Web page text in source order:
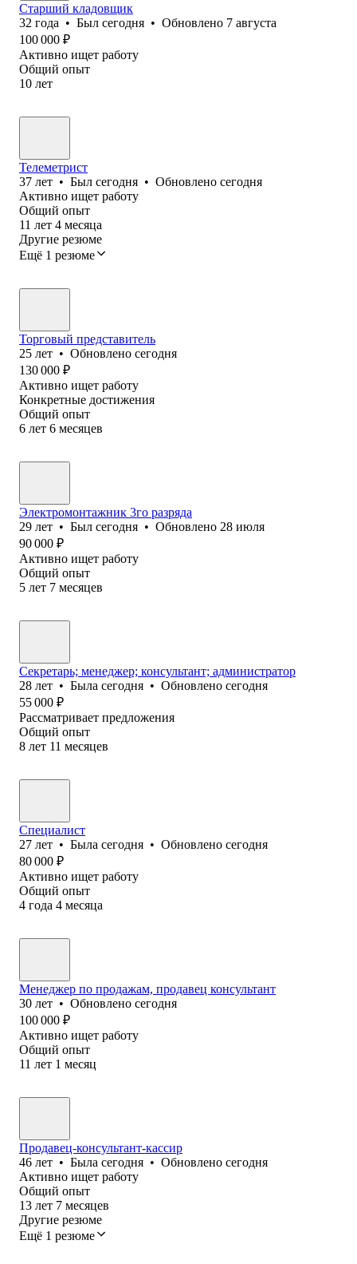
Старший кладовщик
32 года • Был сегодня • Обновлено 7 августа
100 000 ₽
Активно ищет работу
Общий опыт
10 лет
Телеметрист
37 лет • Был сегодня • Обновлено сегодня
Активно ищет работу
Общий опыт
11 лет 4 месяца
Другие резюме
Ещё 1 резюме
Торговый представитель
25 лет • Обновлено сегодня
130 000 ₽
Активно ищет работу
Конкретные достижения
Общий опыт
6 лет 6 месяцев
Электромонтажник 3го разряда
29 лет • Был сегодня • Обновлено 28 июля
90 000 ₽
Активно ищет работу
Общий опыт
5 лет 7 месяцев
Секретарь; менеджер; консультант; администратор
28 лет • Была сегодня • Обновлено сегодня
55 000 ₽
Рассматривает предложения
Общий опыт
8 лет 11 месяцев
Специалист
27 лет • Была сегодня • Обновлено сегодня
80 000 ₽
Активно ищет работу
Общий опыт
4 года 4 месяца
Менеджер по продажам, продавец консультант
30 лет • Обновлено сегодня
100 000 ₽
Активно ищет работу
Общий опыт
11 лет 1 месяц
Продавец-консультант-кассир
46 лет • Была сегодня • Обновлено сегодня
Активно ищет работу
Общий опыт
13 лет 7 месяцев
Другие резюме
Ещё 1 резюме